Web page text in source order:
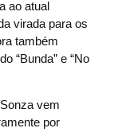
ao atual
virada para os
também
“Bunda” e “No
vem
por